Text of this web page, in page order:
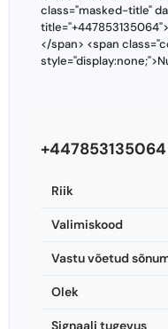
class="masked-title"
</span> <span
Riik
Valimiskood
Vastu võetud
Olek
Signaali tugevus